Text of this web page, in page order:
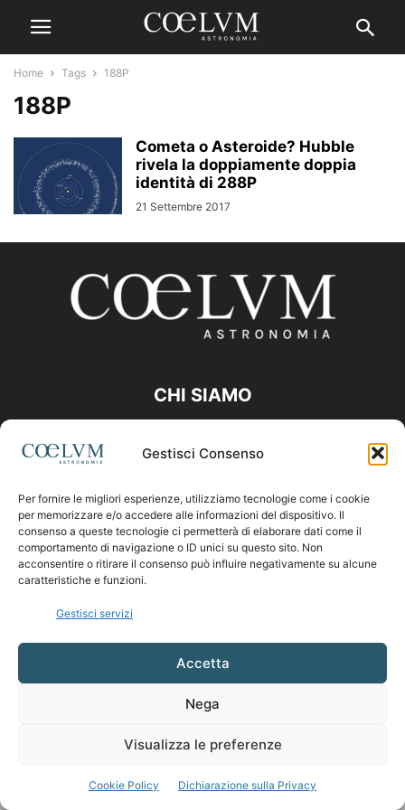
Gestisci Consenso
Per fornire le migliori esperienze, utilizziamo tecnologie come i cookie
per memorizzare e/o accedere alle informazioni del dispositivo. Il
consenso a queste tecnologie ci permetterà di elaborare dati come il
comportamento di navigazione o ID unici su questo sito. Non
acconsentire o ritirare il consenso può influire negativamente su alcune
caratteristiche e funzioni.
Gestisci servizi
Accetta
Nega
Visualizza le preferenze
Cookie Policy Dichiarazione sulla Privacy
Home Tags 188P
188P
Cometa o Asteroide? Hubble
rivela la doppiamente doppia
identità di 288P
21 Settembre 2017
CHI SIAMO
Contattaci:coelumastro@coelum.com
SEGUICI